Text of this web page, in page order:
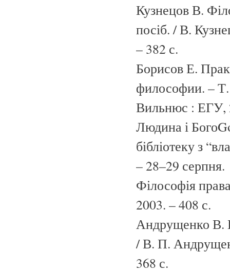
Кузнецов В.
посіб. / В.
– 382 с.
Борисов Е.
философии. –
Вильнюс : ЕГУ,
Людина і
бібліотеку з
– 28–29 серпня.
Філософія
2003. – 408 с.
Андрущенко В.
/ В. П.
368 с.